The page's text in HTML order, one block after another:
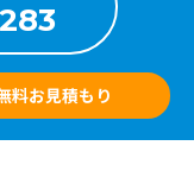
料お見積もり